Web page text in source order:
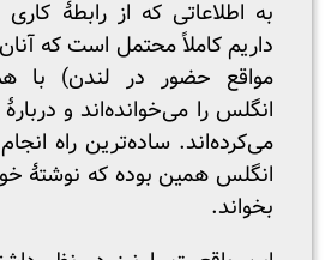
به اطلاعاتی که از رابطۀ
داریم کاملاً محتمل است که
مواقع حضور در لندن) با
انگلس را می‌خوانده‌اند و
می‌کرده‌اند. ساده‌ترین راه
انگلس همین بوده که نوشتۀ
بخواند.